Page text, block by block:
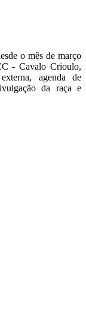
o mês de março
- Cavalo Crioulo,
agenda de
da raça e